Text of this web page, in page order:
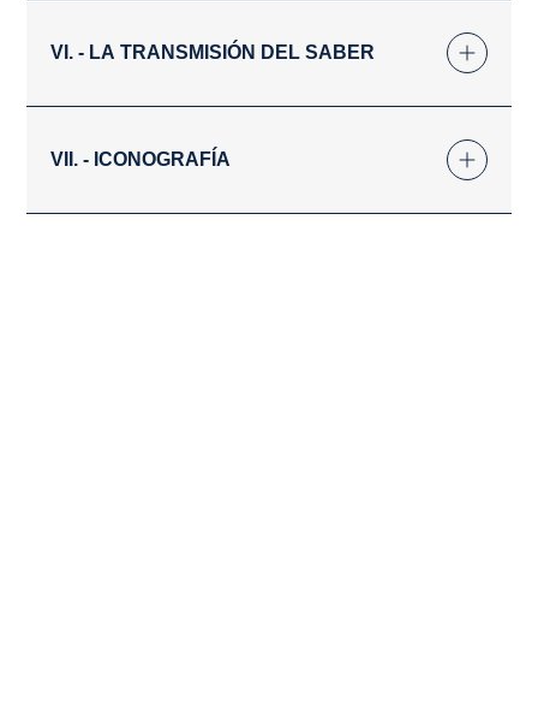
VI. - LA TRANSMISIÓN DEL SABER
VII. - ICONOGRAFÍA